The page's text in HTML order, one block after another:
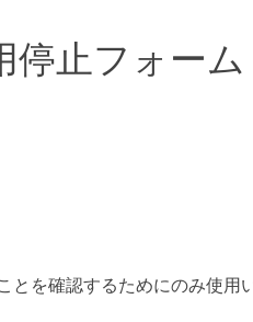
停止フォーム
とを確認するためにのみ使用